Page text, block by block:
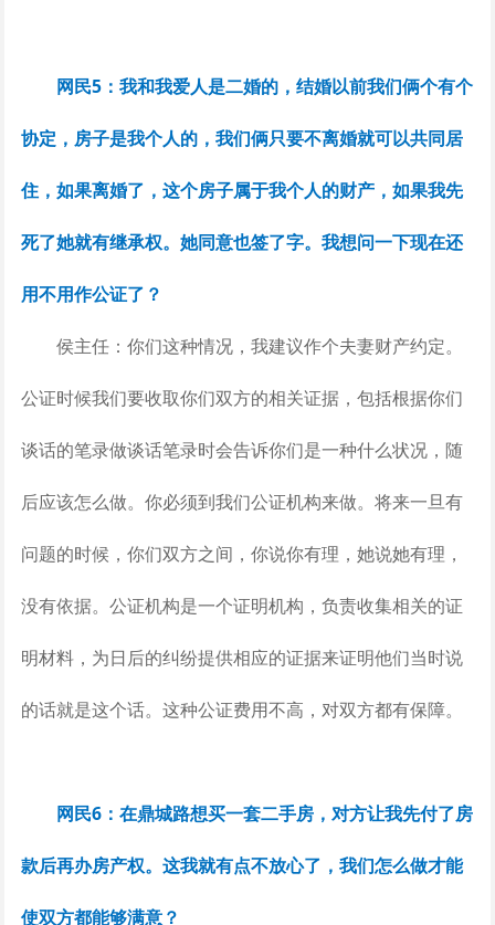
网民5：我和我爱人是二婚的，结婚以前我们俩个有个
协定，房子是我个人的，我们俩只要不离婚就可以共同居
住，如果离婚了，这个房子属于我个人的财产，如果我先
死了她就有继承权。她同意也签了字。我想问一下现在还
用不用作公证了？
侯主任：你们这种情况，我建议作个夫妻财产约定。
公证时候我们要收取你们双方的相关证据，包括根据你们
谈话的笔录做谈话笔录时会告诉你们是一种什么状况，随
后应该怎么做。你必须到我们公证机构来做。将来一旦有
问题的时候，你们双方之间，你说你有理，她说她有理，
没有依据。公证机构是一个证明机构，负责收集相关的证
明材料，为日后的纠纷提供相应的证据来证明他们当时说
的话就是这个话。这种公证费用不高，对双方都有保障。
网民6：在鼎城路想买一套二手房，对方让我先付了房
款后再办房产权。这我就有点不放心了，我们怎么做才能
使双方都能够满意？